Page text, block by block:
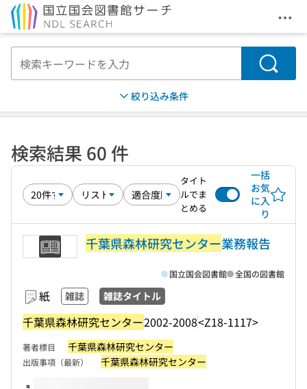
メ
検索
絞り込み条件
検索結果 60 件
タイト
ルでま
とめる
一括
お気
に入
り
千葉県森林研究センター業務報告
紙 雑誌 雑誌タイトル
千葉県森林研究センター2002-2008<Z18-1117>
国立国会図書館 全国の図書館
著者標目 千葉県森林研究センター
出版事項（最新） 千葉県森林研究センター
このタイトルの巻号